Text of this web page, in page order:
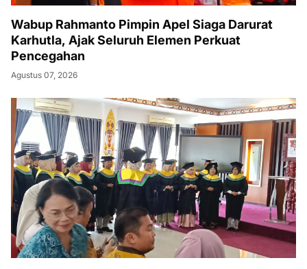
Wabup Rahmanto Pimpin Apel Siaga Darurat
Karhutla, Ajak Seluruh Elemen Perkuat
Pencegahan
Agustus 07, 2026